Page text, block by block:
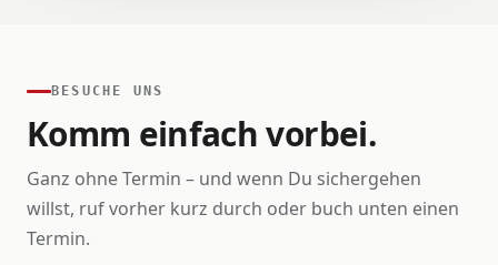
BESUCHE UNS
Komm einfach vorbei.
Ganz ohne Termin – und wenn Du sichergehen
willst, ruf vorher kurz durch oder buch unten einen
Termin.